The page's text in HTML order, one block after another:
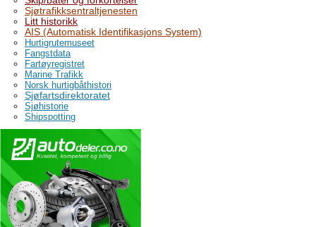
Sjøtrafikksentraltjenesten
Litt historikk
AIS (Automatisk Identifikasjons System)
Hurtigrutemuseet
Fangstdata
Fartøyregistret
Marine Trafikk
Norsk hurtigbåthistori
Sjøfartsdirektoratet
Sjøhistorie
Shipspotting